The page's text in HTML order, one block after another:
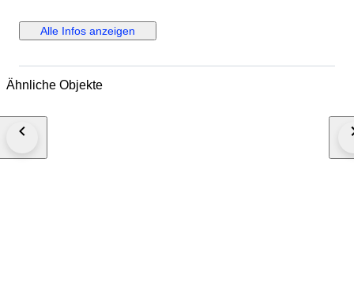
decorados con motivos ornamentales que incluye elementos vegetales y
formas arquitectónicas clásicas. Son piezas diseñadas para ser
espejos ,cuadros o puertas en interiores elegantes.
Alle Infos anzeigen
Ähnliche Objekte